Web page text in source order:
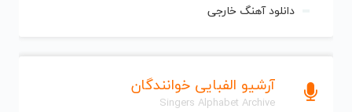
دانلود آهنگ خارجی
آرشیو الفبایی خوانندگان
Singers Alphabet Archive